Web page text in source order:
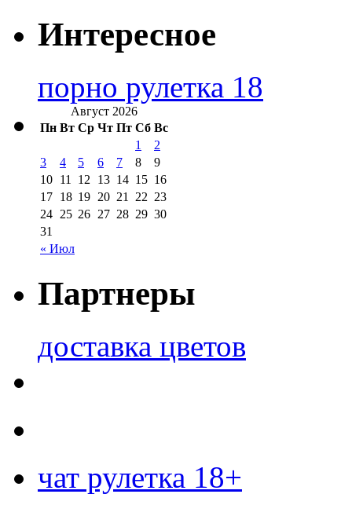
Интересное
порно рулетка 18
Август 2026
Пн Вт Ср Чт Пт Сб Вс
« Июл
1
2
3
4 5 6 7 8
9
10 11 12 13 14 15 16
17 18 19 20 21 22 23
24 25 26 27 28 29 30
31
Партнеры
доставка цветов
чат рулетка 18+